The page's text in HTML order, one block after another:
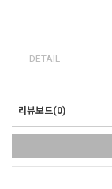
DETAIL
리뷰보드(0)